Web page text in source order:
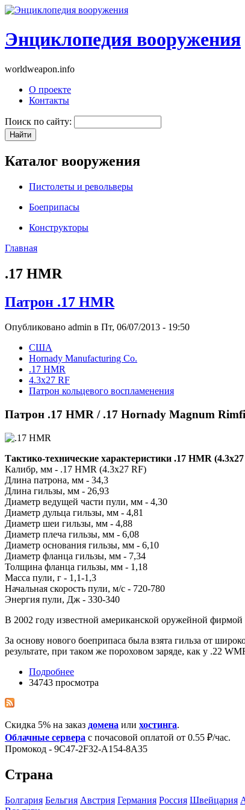
Энциклопедия вооружения
worldweapon.info
О проекте
Контакты
Поиск по сайту:
Каталог вооружения
Пистолеты и револьверы
Боеприпасы
Конструкторы
Главная
.17 HMR
Патрон .17 HMR
Опубликовано admin в Пт, 06/07/2013 - 19:50
США
Hornady Manufacturing Co.
.17 HMR
4.3x27 RF
Патрон кольцевого воспламенения
Патрон .17 HMR / .17 Hornady Magnum
Тактико-технические характеристики .17 HMR
Калибр, мм - .17 HMR (4.3x27 RF)
Длина патрона, мм - 34,3
Длина гильзы, мм - 26,93
Диаметр ведущей части пули, мм - 4,30
Диаметр дульца гильзы, мм - 4,81
Диаметр шеи гильзы, мм - 4,88
Диаметр плеча гильзы, мм - 6,08
Диаметр основания гильзы, мм - 6,10
Диаметр фланца гильзы, мм - 7,34
Толщина фланца гильзы, мм - 1,18
Масса пули, г - 1,1-1,3
Начальная скорость пули, м/с - 720-780
Энергия пули, Дж - 330-340
В 2002 году известной американской оружейной
За основу нового боеприпаса была взята гильза от
результате, при таком же пороховом заряде, как у .22
Подробнее
34743 просмотра
Скидка 5% на заказ домена или хостинга.
Облачные сервера с почасовой оплатой от 0.55 ₽/час.
Промокод - 9C47-2F32-A154-8A35
Страна
Болгария Бельгия Австрия Германия Росcия Швейцария